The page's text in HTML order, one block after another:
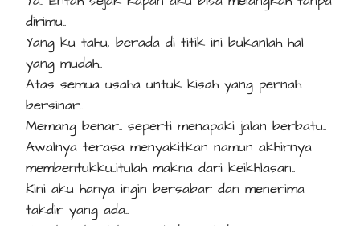
dirimu..
Yang ku tahu, berada di titik ini bukanlah hal
yang mudah..
Atas semua usaha untuk kisah yang pernah
bersinar..
Memang benar.. seperti menapaki jalan berbatu..
Awalnya terasa menyakitkan namun akhirnya
membentukku..itulah makna dari keikhlasan..
Kini aku hanya ingin bersabar dan menerima
takdir yang ada..